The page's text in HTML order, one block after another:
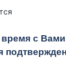
с Вами